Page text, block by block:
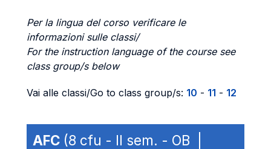
Per la lingua del corso verificare le
informazioni sulle classi/
For the instruction language of the course see
class group/s below
Vai alle classi/Go to class group/s: 10 - 11 - 12
AFC (8 cfu - II sem. - OB |